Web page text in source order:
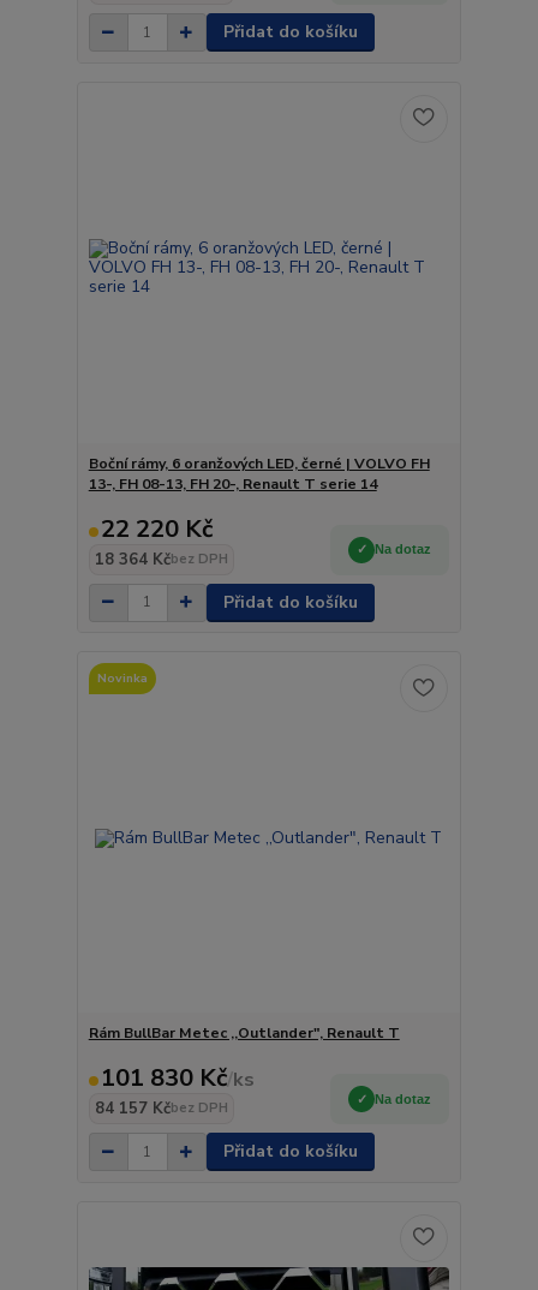
Přidat do košíku
Boční rámy, 6 oranžových LED, černé | VOLVO FH
13-, FH 08-13, FH 20-, Renault T serie 14
22 220 Kč
18 364 Kčbez DPH
Na dotaz
Přidat do košíku
Novinka
Rám BullBar Metec ,,Outlander", Renault T
101 830 Kč/ks
84 157 Kčbez DPH
Na dotaz
Přidat do košíku